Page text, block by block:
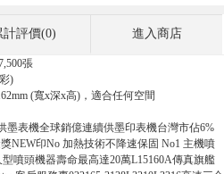
計評價(0) 進入商店
張
)
(寬x深x高)，適合任何空間